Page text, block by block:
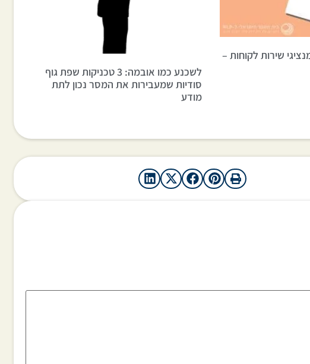
שירות לקוחות –
לשכנע כמו אובמה: 3 טכניקות שפת גוף
סודיות שמעבירות את המסר נכון לתת
מודע